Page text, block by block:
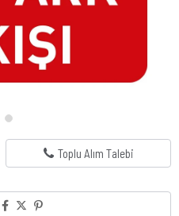
Toplu Alım Talebi